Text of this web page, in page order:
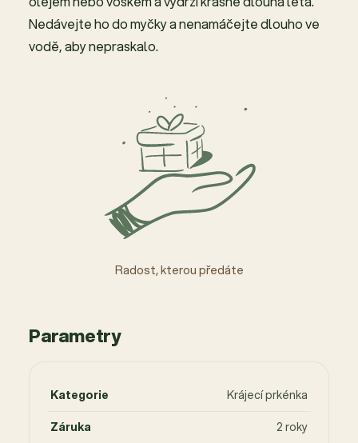
Nedávejte ho do myčky a nenamáčejte dlouho ve
vodě, aby nepraskalo.
Radost, kterou předáte
Parametry
Kategorie
Krájecí prkénka
Záruka
2 roky